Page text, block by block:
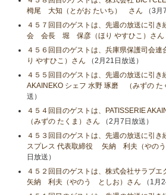
栂尾 大知（とがお たいち） さん （3月
４５７回目のゲストは、先週の放送に引
会 会長 堀 保彦（ほり やすひこ）さん
４５６回目のゲストは、兵庫県保護司
り やすひこ）さん （2月21日放送）
４５５回目のゲストは、先週の放送に引き
AKAINEKO シェフ 水野 琢磨 （みずの た
送）
４５４回目のゲストは、PATISSERIE
（みずの たくま）さん （2月7日放送）
４５３回目のゲストは、先週の放送に引き
スプレス 代表取締役 矢納 利夫（やの
日放送）
４５２回目のゲストは、株式会社サラブ
矢納 利夫（やのう としお）さん （1月